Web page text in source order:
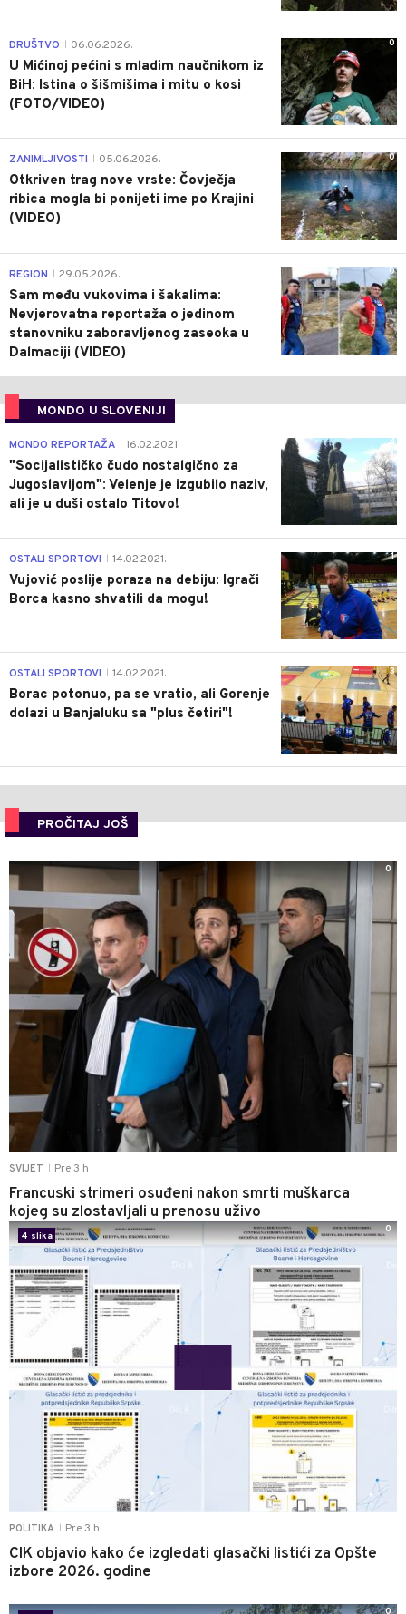
0
DRUŠTVO 06.06.2026.
U Mićinoj pećini s mladim naučnikom iz
BiH: Istina o šišmišima i mitu o kosi
(FOTO/VIDEO)
0
ZANIMLJIVOSTI 05.06.2026.
Otkriven trag nove vrste: Čovječja
ribica mogla bi ponijeti ime po Krajini
(VIDEO)
0
REGION 29.05.2026.
Sam među vukovima i šakalima:
Nevjerovatna reportaža o jedinom
stanovniku zaboravljenog zaseoka u
Dalmaciji (VIDEO)
MONDO U SLOVENIJI
4
MONDO REPORTAŽA 16.02.2021.
"Socijalističko čudo nostalgično za
Jugoslavijom": Velenje je izgubilo naziv,
ali je u duši ostalo Titovo!
1
OSTALI SPORTOVI 14.02.2021.
Vujović poslije poraza na debiju: Igrači
Borca kasno shvatili da mogu!
3
OSTALI SPORTOVI 14.02.2021.
Borac potonuo, pa se vratio, ali Gorenje
dolazi u Banjaluku sa "plus četiri"!
PROČITAJ JOŠ
SVIJET Pre 3 h
Francuski strimeri osuđeni nakon smrti muškarca
kojeg su zlostavljali u prenosu uživo
0
POLITIKA Pre 3 h
CIK objavio kako će izgledati glasački listići za Opšte
izbore 2026. godine
4 slika
0